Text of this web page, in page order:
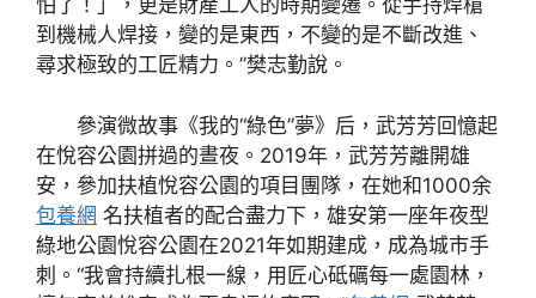
怕了！」，更是財產工人的時期變遷。從手持焊槍
到機械人焊接，變的是東西，不變的是不斷改進、
尋求極致的工匠精力。”樊志勤說。
參演微故事《我的“綠色”夢》后，武芳芳回憶起
在悅容公園拼過的晝夜。2019年，武芳芳離開雄
安，參加扶植悅容公園的項目團隊，在她和1000余
包養網 名扶植者的配合盡力下，雄安第一座年夜型
綠地公園悅容公園在2021年如期建成，成為城市手
刺。“我會持續扎根一線，用匠心砥礪每一處園林，